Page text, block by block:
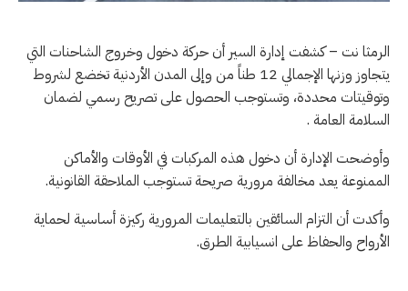
الرمثا نت – كشفت إدارة السير أن حركة دخول وخروج الشاحنات التي
يتجاوز وزنها الإجمالي 12 طناً من وإلى المدن الأردنية تخضع لشروط
وتوقيتات محددة، وتستوجب الحصول على تصريح رسمي لضمان
السلامة العامة .
وأوضحت الإدارة أن دخول هذه المركبات في الأوقات والأماكن
الممنوعة يعد مخالفة مرورية صريحة تستوجب الملاحقة القانونية.
وأكدت أن التزام السائقين بالتعليمات المرورية ركيزة أساسية لحماية
الأرواح والحفاظ على انسيابية الطرق.